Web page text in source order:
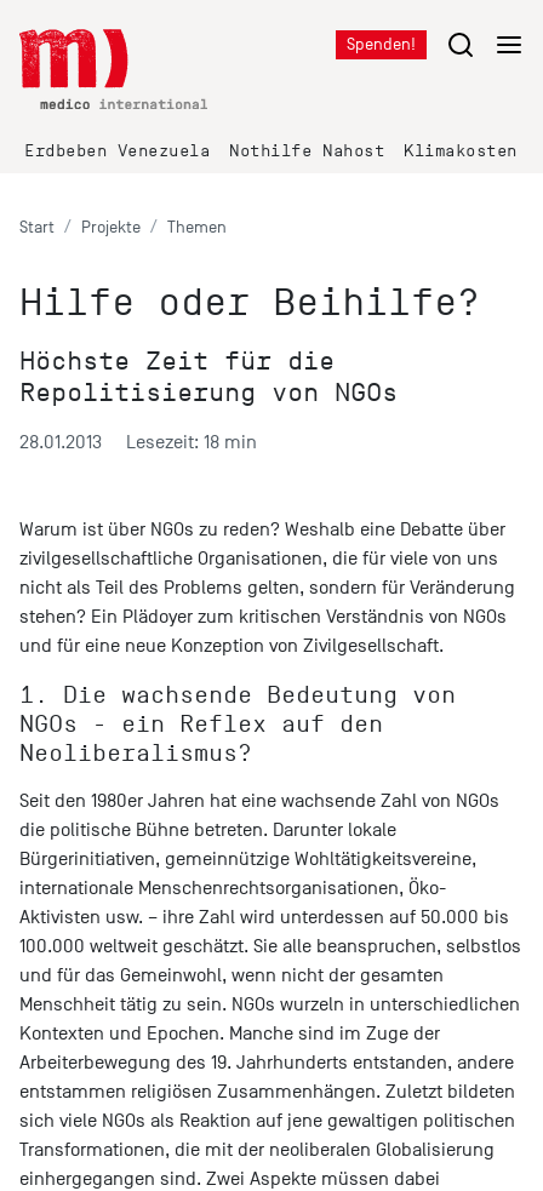
Spenden!
Erdbeben Venezuela Nothilfe Nahost Klimakosten
Start Projekte Themen
Hilfe oder Beihilfe?
Höchste Zeit für die
Repolitisierung von NGOs
28.01.2013 Lesezeit: 18 min
Warum ist über NGOs zu reden? Weshalb eine Debatte über
zivilgesellschaftliche Organisationen, die für viele von uns
nicht als Teil des Problems gelten, sondern für Veränderung
stehen? Ein Plädoyer zum kritischen Verständnis von NGOs
und für eine neue Konzeption von Zivilgesellschaft.
1. Die wachsende Bedeutung von
NGOs - ein Reflex auf den
Neoliberalismus?
Seit den 1980er Jahren hat eine wachsende Zahl von NGOs
die politische Bühne betreten. Darunter lokale
Bürgerinitiativen, gemeinnützige Wohltätigkeitsvereine,
internationale Menschenrechtsorganisationen, Öko-
Aktivisten usw. – ihre Zahl wird unterdessen auf 50.000 bis
100.000 weltweit geschätzt. Sie alle beanspruchen, selbstlos
und für das Gemeinwohl, wenn nicht der gesamten
Menschheit tätig zu sein. NGOs wurzeln in unterschiedlichen
Kontexten und Epochen. Manche sind im Zuge der
Arbeiterbewegung des 19. Jahrhunderts entstanden, andere
entstammen religiösen Zusammenhängen. Zuletzt bildeten
sich viele NGOs als Reaktion auf jene gewaltigen politischen
Transformationen, die mit der neoliberalen Globalisierung
einhergegangen sind. Zwei Aspekte müssen dabei